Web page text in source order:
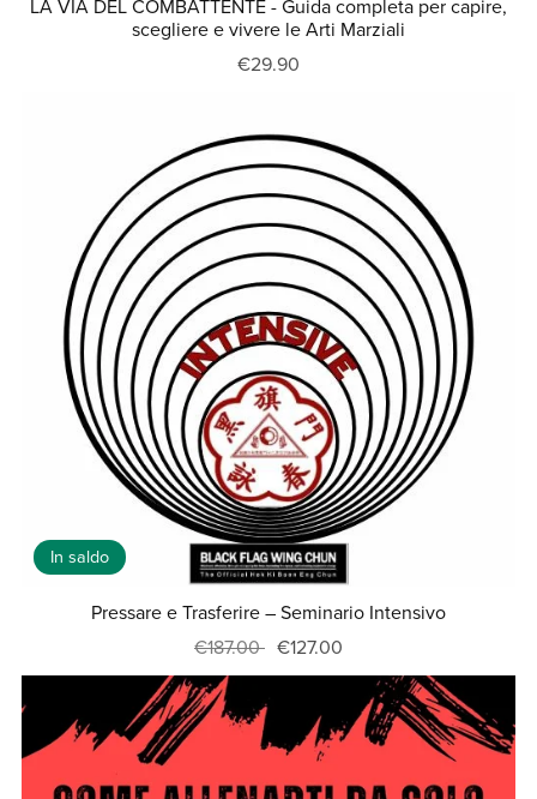
LA VIA DEL COMBATTENTE - Guida completa per capire,
scegliere e vivere le Arti Marziali
€29.90
In saldo
Pressare e Trasferire – Seminario Intensivo
€187.00 €127.00